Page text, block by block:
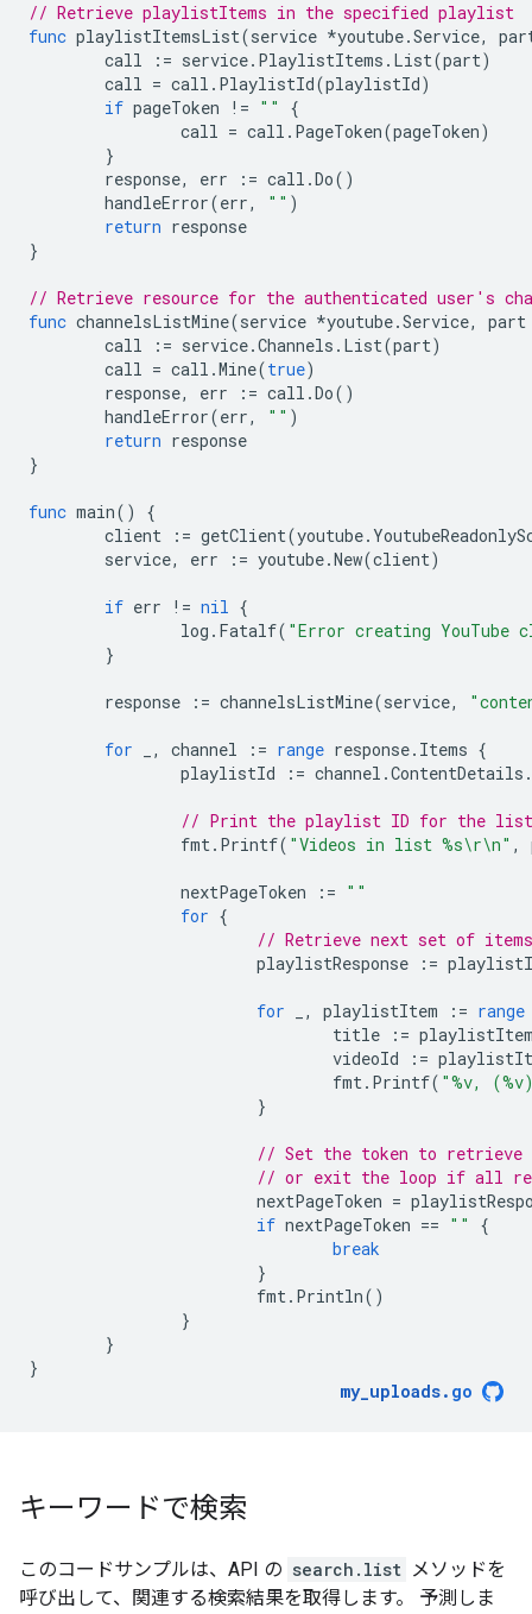
// Retrieve playlistItems in the specified playlist
func playlistItemsList(service *youtube.Service,
call
:= service. PlaylistItems . List(part)
call = call . PlaylistId(playlistId)
if pageToken != ""
{
call = call . PageToken(pageToken)
}
response, err := call .Do()
handleError(err, "" )
return response
}
// Retrieve resource for the authenticated user's
func channelsListMine(service *youtube.Service,
part
call
:= service.Channels . List(part)
call = call .Mine(true)
response, err := call .Do()
handleError(err, "" )
return response
}
func main()
{
client
:= getClient(youtube.
service, err := youtube.New(client)
if err != nil {
log . Fatalf( "Error creating YouTube
}
response := channelsListMine(service,
for , channel := range response. Items {
playlistId
:= channel .ContentDetails .
// Print the playlist ID for the list
fmt. Printf( "Videos in list %s\r\n" ,
nextPageToken := ""
for {
// Retrieve next set of
playlistResponse
:=
for , playlistItem := range
title
:=
videoId
:=
fmt. Printf( "%v,
}
// Set the token to retrieve
// or exit the loop if all
nextPageToken =
if nextPageToken == ""
{
break
}
fmt. Println()
}
}
}
my_uploads. go
キーワードで検索
このコードサンプルは、API の search.list メソッドを
呼び出して、関連する検索結果を取得します。 予測しま